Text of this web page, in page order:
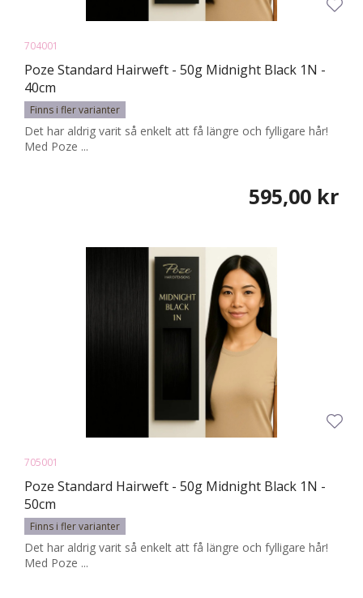
704001
Poze Standard Hairweft - 50g Midnight Black 1N -
40cm
Finns i fler varianter
Det har aldrig varit så enkelt att få längre och fylligare hår!
Med Poze ...
595,00 kr
705001
Poze Standard Hairweft - 50g Midnight Black 1N -
50cm
Finns i fler varianter
Det har aldrig varit så enkelt att få längre och fylligare hår!
Med Poze ...